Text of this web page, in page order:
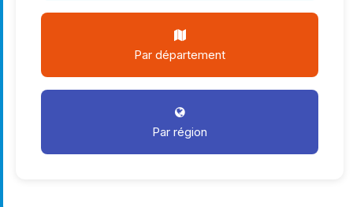
Par département
Par région